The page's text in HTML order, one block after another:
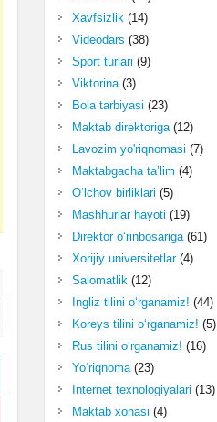
Xavfsizlik(14)
Videodars (38)
Sport turlari (9)
Viktorina(3)
Bola tarbiyasi (23)
Maktab direktoriga(12)
Lavozim yo'riqnomasi (7)
Maktabgacha ta’lim (4)
O‘lchov birliklari (5)
Mashhurlar hayoti (19)
Direktor o‘rinbosariga(61)
Xorijiy universitetlar(4)
Salomatlik(12)
Ingliz tilini o‘rganamiz! (44)
Koreys tilini o‘rganamiz! (5)
Rus tilini o‘rganamiz! (16)
Yo‘riqnoma(23)
Internet texnologiyalari (13)
Maktab xonasi (4)